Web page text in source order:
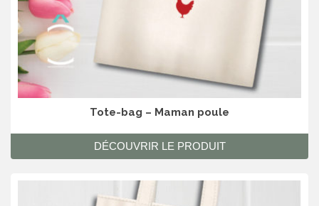
Tote-bag – Maman poule
DÉCOUVRIR LE PRODUIT